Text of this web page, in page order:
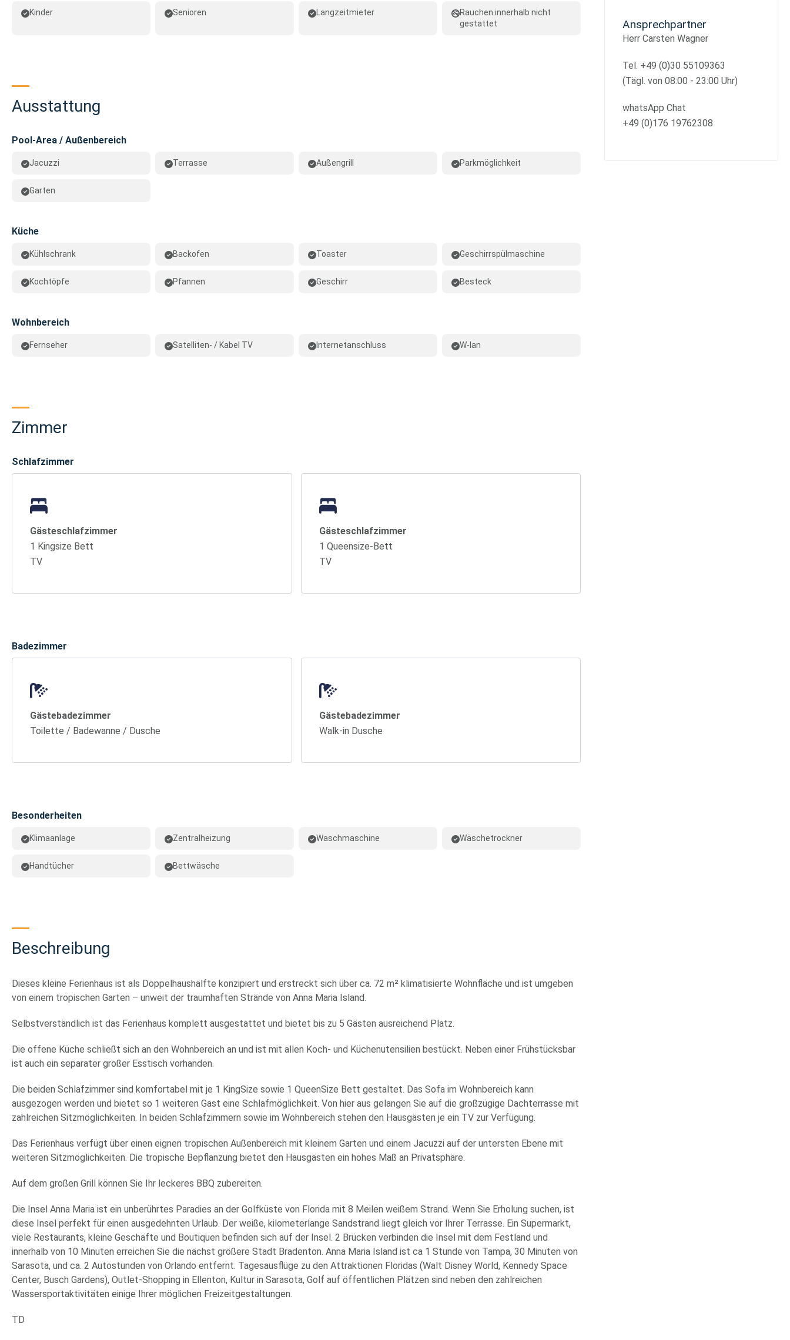
Kinder Senioren Langzeitmieter
Rauchen innerhalb nicht
gestattet
Ausstattung
Pool-Area / Außenbereich
Jacuzzi Terrasse Außengrill Parkmöglichkeit
Garten
Küche
Kühlschrank Backofen Toaster Geschirrspülmaschine
Kochtöpfe Pfannen Geschirr Besteck
Wohnbereich
Fernseher Satelliten- / Kabel TV Internetanschluss W-lan
Zimmer
Schlafzimmer
Gästeschlafzimmer
1 Kingsize Bett
TV
Gästeschlafzimmer
1 Queensize-Bett
TV
Badezimmer
Gästebadezimmer
Toilette / Badewanne / Dusche
Gästebadezimmer
Walk-in Dusche
Besonderheiten
Klimaanlage Zentralheizung Waschmaschine Wäschetrockner
Handtücher Bettwäsche
Beschreibung
Dieses kleine Ferienhaus ist als Doppelhaushälfte konzipiert und erstreckt sich über ca. 72 m² klimatisierte Wohnfläche und ist umgeben
von einem tropischen Garten – unweit der traumhaften Strände von Anna Maria Island.
Selbstverständlich ist das Ferienhaus komplett ausgestattet und bietet bis zu 5 Gästen ausreichend Platz.
Die offene Küche schließt sich an den Wohnbereich an und ist mit allen Koch- und Küchenutensilien bestückt. Neben einer Frühstücksbar
ist auch ein separater großer Esstisch vorhanden.
Die beiden Schlafzimmer sind komfortabel mit je 1 KingSize sowie 1 QueenSize Bett gestaltet. Das Sofa im Wohnbereich kann
ausgezogen werden und bietet so 1 weiteren Gast eine Schlafmöglichkeit. Von hier aus gelangen Sie auf die großzügige Dachterrasse mit
zahlreichen Sitzmöglichkeiten. In beiden Schlafzimmern sowie im Wohnbereich stehen den Hausgästen je ein TV zur Verfügung.
Das Ferienhaus verfügt über einen eignen tropischen Außenbereich mit kleinem Garten und einem Jacuzzi auf der untersten Ebene mit
weiteren Sitzmöglichkeiten. Die tropische Bepflanzung bietet den Hausgästen ein hohes Maß an Privatsphäre.
Auf dem großen Grill können Sie Ihr leckeres BBQ zubereiten.
Die Insel Anna Maria ist ein unberührtes Paradies an der Golfküste von Florida mit 8 Meilen weißem Strand. Wenn Sie Erholung suchen, ist
diese Insel perfekt für einen ausgedehnten Urlaub. Der weiße, kilometerlange Sandstrand liegt gleich vor Ihrer Terrasse. Ein Supermarkt,
viele Restaurants, kleine Geschäfte und Boutiquen befinden sich auf der Insel. 2 Brücken verbinden die Insel mit dem Festland und
innerhalb von 10 Minuten erreichen Sie die nächst größere Stadt Bradenton. Anna Maria Island ist ca 1 Stunde von Tampa, 30 Minuten von
Sarasota, und ca. 2 Autostunden von Orlando entfernt. Tagesausflüge zu den Attraktionen Floridas (Walt Disney World, Kennedy Space
Center, Busch Gardens), Outlet-Shopping in Ellenton, Kultur in Sarasota, Golf auf öffentlichen Plätzen sind neben den zahlreichen
Wassersportaktivitäten einige Ihrer möglichen Freizeitgestaltungen.
TD
Ansprechpartner
Herr Carsten Wagner
Tel. +49 (0)30 55109363
(Tägl. von 08:00 - 23:00 Uhr)
whatsApp Chat
+49 (0)176 19762308